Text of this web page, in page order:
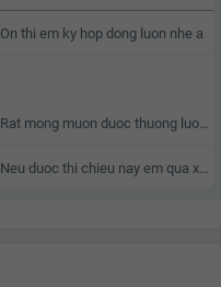
On thi em ky hop dong luon nhe a
Rat mong muon duoc thuong luong
Neu duoc thi chieu nay em qua xem nha